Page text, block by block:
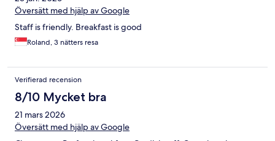
Översätt med hjälp av Google
Staff is friendly. Breakfast is good
Roland, 3 nätters resa
Verifierad recension
8/10 Mycket bra
21 mars 2026
Översätt med hjälp av Google